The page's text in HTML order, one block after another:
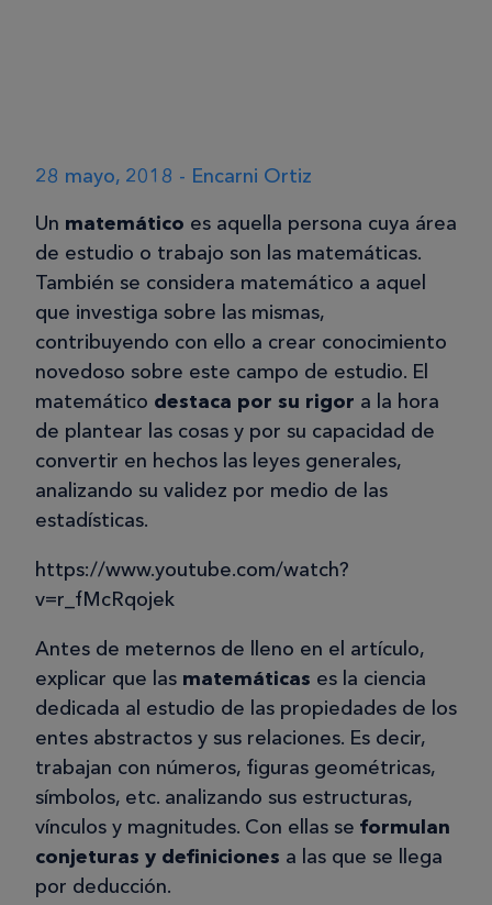
28 mayo, 2018 - Encarni Ortiz
Un matemático es aquella persona cuya área
de estudio o trabajo son las matemáticas.
También se considera matemático a aquel
que investiga sobre las mismas,
contribuyendo con ello a crear conocimiento
novedoso sobre este campo de estudio. El
matemático destaca por su rigor a la hora
de plantear las cosas y por su capacidad de
convertir en hechos las leyes generales,
analizando su validez por medio de las
estadísticas.
https://www.youtube.com/watch?
v=r_fMcRqojek
Antes de meternos de lleno en el artículo,
explicar que las matemáticas es la ciencia
dedicada al estudio de las propiedades de los
entes abstractos y sus relaciones. Es decir,
trabajan con números, figuras geométricas,
símbolos, etc. analizando sus estructuras,
vínculos y magnitudes. Con ellas se formulan
conjeturas y definiciones a las que se llega
por deducción.